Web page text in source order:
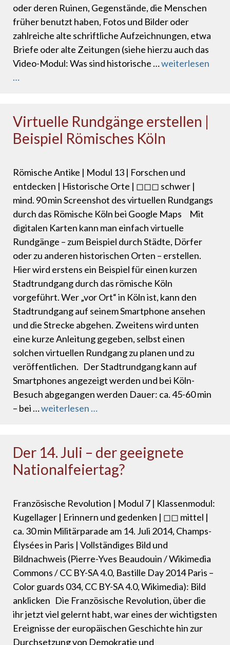
oder deren Ruinen, Gegenstände, die Menschen
früher benutzt haben, Fotos und Bilder oder
zahlreiche alte schriftliche Aufzeichnungen, etwa
Briefe oder alte Zeitungen (siehe hierzu auch das
Video-Modul: Was sind historische …weiterlesen
…
Virtuelle Rundgänge erstellen |
Beispiel Römisches Köln
Römische Antike | Modul 13 | Forschen und
entdecken | Historische Orte | ◻◻◻ schwer |
mind. 90 min Screenshot des virtuellen Rundgangs
durch das Römische Köln bei Google Maps Mit
digitalen Karten kann man einfach virtuelle
Rundgänge – zum Beispiel durch Städte, Dörfer
oder zu anderen historischen Orten – erstellen.
Hier wird erstens ein Beispiel für einen kurzen
Stadtrundgang durch das römische Köln
vorgeführt. Wer „vor Ort“ in Köln ist, kann den
Stadtrundgang auf seinem Smartphone ansehen
und die Strecke abgehen. Zweitens wird unten
eine kurze Anleitung gegeben, selbst einen
solchen virtuellen Rundgang zu planen und zu
veröffentlichen. Der Stadtrundgang kann auf
Smartphones angezeigt werden und bei Köln-
Besuch abgegangen werden Dauer: ca. 45-60 min
– bei …weiterlesen …
Der 14. Juli – der geeignete
Nationalfeiertag?
Französische Revolution | Modul 7 | Klassenmodul:
Kugellager | Erinnern und gedenken | ◻◻ mittel |
ca. 30 min Militärparade am 14. Juli 2014, Champs-
Élysées in Paris | Vollständiges Bild und
Bildnachweis (Pierre-Yves Beaudouin / Wikimedia
Commons / CC BY-SA 4.0, Bastille Day 2014 Paris –
Color guards 034, CC BY-SA 4.0, Wikimedia): Bild
anklicken Die Französische Revolution, über die
ihr jetzt viel gelernt habt, war eines der wichtigsten
Ereignisse der europäischen Geschichte hin zur
Durchsetzung von Demokratie und